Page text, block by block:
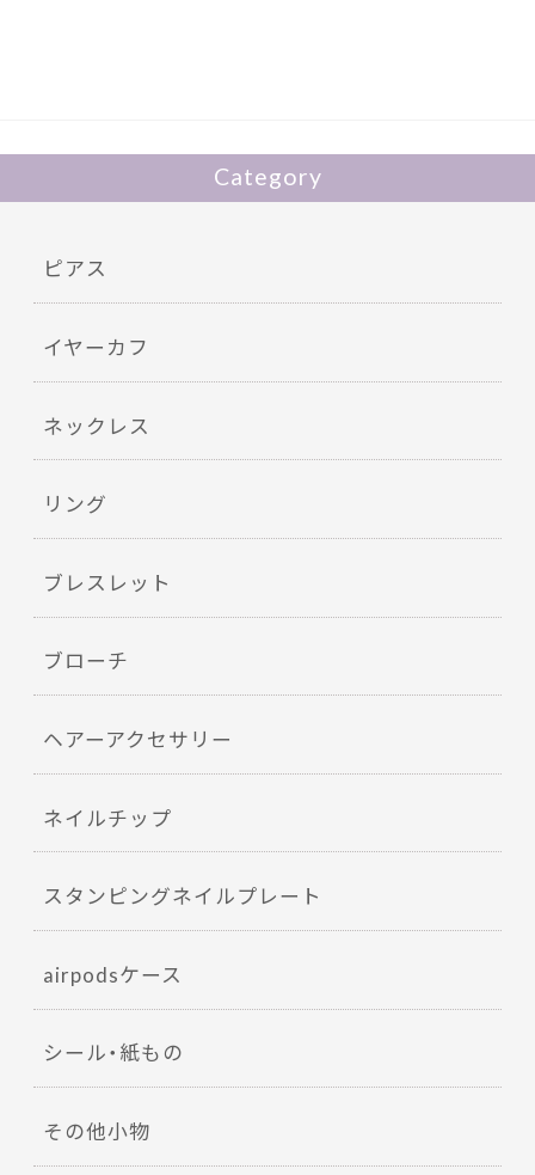
Category
ピアス
イヤーカフ
ネックレス
リング
ブレスレット
ブローチ
ヘアーアクセサリー
ネイルチップ
スタンピングネイルプレート
airpodsケース
シール・紙もの
その他小物